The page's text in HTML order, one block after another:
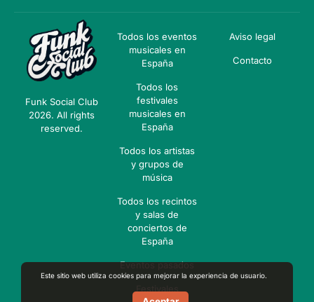
Este sitio web utiliza cookies para mejorar la experiencia de usuario.
Funk Social Club
2026. All rights
reserved.
Todos los eventos
musicales en
España
Todos los
festivales
musicales en
España
Todos los artistas
y grupos de
música
Todos los recintos
y salas de
conciertos de
España
Eventos pasados
Festivales
Aviso legal
Contacto